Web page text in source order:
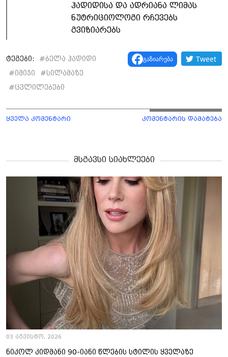
ჰადიდისა და ადრიანა ლიმას
ნუტრიციოლოგი რჩევებს
გვიზიარებს
ტეგები: #ბელა ჰადიდი
#იმიჯი #სილამაზე
#ცვლილებები
გაზიარება Tweet
ყველა კომენტარი კომენტარის დამატება
მსგავსი სიახლეები
03 აგვისტო, 2026
ნიკოლ კიდმანი 90-იანი წლების სტილის ყველაზე